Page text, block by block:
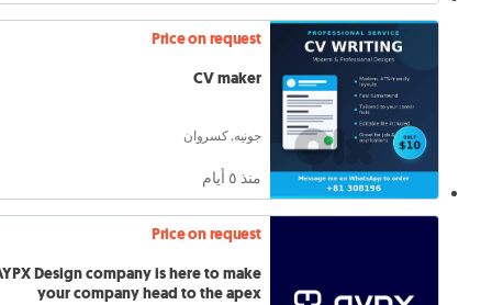
Price on request
CV maker
جونيه, كسروان
منذ ٥ أيام
Price on request
Design company is here to make
your company head to the apex